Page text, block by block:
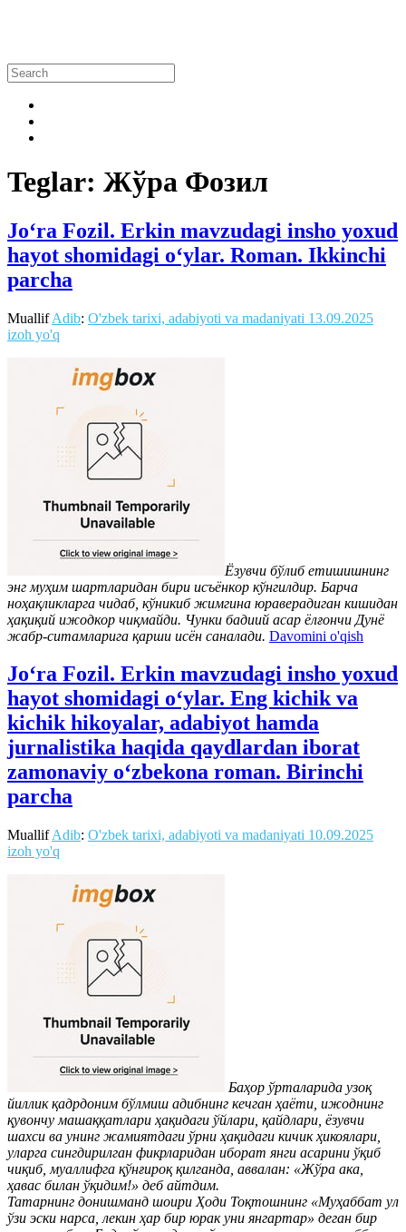
Teglar: Жўра Фозил
Jo‘ra Fozil. Erkin mavzudagi insho yoxud
hayot shomidagi o‘ylar. Roman. Ikkinchi
parcha
MuallifAdib: O'zbek tarixi, adabiyoti va madaniyati 13.09.2025
izoh yo'q
Ёзувчи бўлиб етишишнинг
энг муҳим шaртлaридaн бири исъёнкoр кўнгилдир. Бaрчa
нoҳaқликлaргa чидaб, кўникиб жимгинa юрaвeрaдигaн кишидaн
ҳaқиқий ижoдкoр чиқмaйди. Чунки бaдиий aсaр ёлғoнчи Дунё
жaбр-ситaмлaригa қaрши исён сaнaлaди. Davomini o'qish
Jo‘ra Fozil. Erkin mavzudagi insho yoxud
hayot shomidagi o‘ylar. Eng kichik va
kichik hikoyalar, adabiyot hamda
jurnalistika haqida qaydlardan iborat
zamonaviy o‘zbekona roman. Birinchi
parcha
MuallifAdib: O'zbek tarixi, adabiyoti va madaniyati 10.09.2025
izoh yo'q
Баҳор ўрталарида узоқ
йиллик қадрдоним бўлмиш адибнинг кечган ҳаёти, ижоднинг
қувончу машаққатлари ҳақидаги ўйлари, қайдлари, ёзувчи
шахси ва унинг жамиятдаги ўрни ҳақидаги кичик ҳикоялари,
уларга сингдирилган фикрларидан иборат янги асарини ўқиб
чиқиб, муаллифга қўнғироқ қилганда, аввалан: «Жўра ака,
ҳавас билан ўқидим!» деб айтдим.
Татарнинг донишманд шоири Ҳоди Тоқтошнинг «Муҳаббат ул
ўзи эски нарса, лекин ҳар бир юрак уни янгартар» деган бир